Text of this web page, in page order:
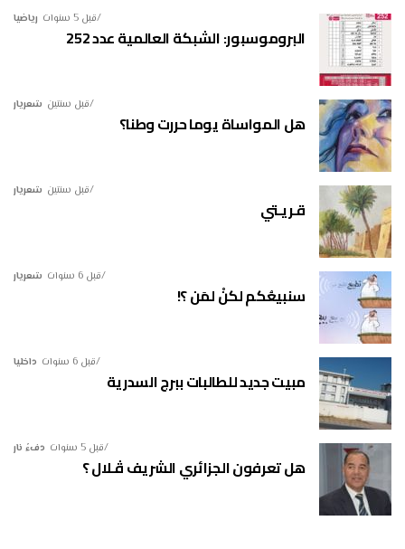
رياضيا قبل 5 سنوات
البروموسبور: الشبكة العالمية عدد 252
شعريار قبل سنتين
هل المواساة يوما حررت وطنا؟
شعريار قبل سنتين
قـريـتي
شعريار قبل 6 سنوات
سنبيعُكم لكنْ لمَن ؟!
داخليا قبل 6 سنوات
مبيت جديد للطالبات ببرج السدرية
دفءُ نار قبل 5 سنوات
هل تعرفون الجزائري الشريف ڤـلال ؟